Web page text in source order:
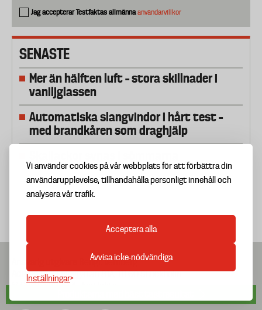
Vi använder cookies på vår webbplats för att förbättra din
användarupplevelse, tillhandahålla personligt innehåll och
analysera vår trafik.
Acceptera alla
Avvisa icke-nödvändiga
Inställningar
Jag accepterar Testfaktas allmännaanvändarvillkor
SENASTE
Mer än hälften luft – stora skillnader i
vaniljglassen
Automatiska slangvindor i hårt test –
med brandkåren som draghjälp
Bengt Vernberg
AdressDrottninggatan 81A, 111 60 Stockholm
© Copyright 2025 Testfakta